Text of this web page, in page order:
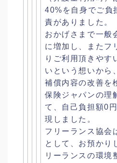
40%を自身でご負
責がありました。
おかげさまで一般
に増加し、
またフ
りご利用頂きやす
いという想いから
補償内容の改善を
保険ジャパンの理
て、
自己負担額0
現しました。
フリーランス協会
として、 お預かり
リーランスの環境